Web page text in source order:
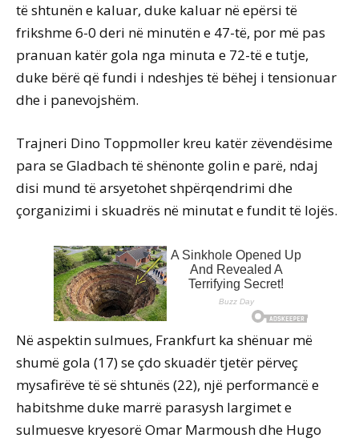
të shtunën e kaluar, duke kaluar në epërsi të
frikshme 6-0 deri në minutën e 47-të, por më pas
pranuan katër gola nga minuta e 72-të e tutje,
duke bërë që fundi i ndeshjes të bëhej i tensionuar
dhe i panevojshëm.
Trajneri Dino Toppmoller kreu katër zëvendësime
para se Gladbach të shënonte golin e parë, ndaj
disi mund të arsyetohet shpërqendrimi dhe
çorganizimi i skuadrës në minutat e fundit të lojës.
Në aspektin sulmues, Frankfurt ka shënuar më
shumë gola (17) se çdo skuadër tjetër përveç
mysafirëve të së shtunës (22), një performancë e
habitshme duke marrë parasysh largimet e
sulmuesve kryesorë Omar Marmoush dhe Hugo